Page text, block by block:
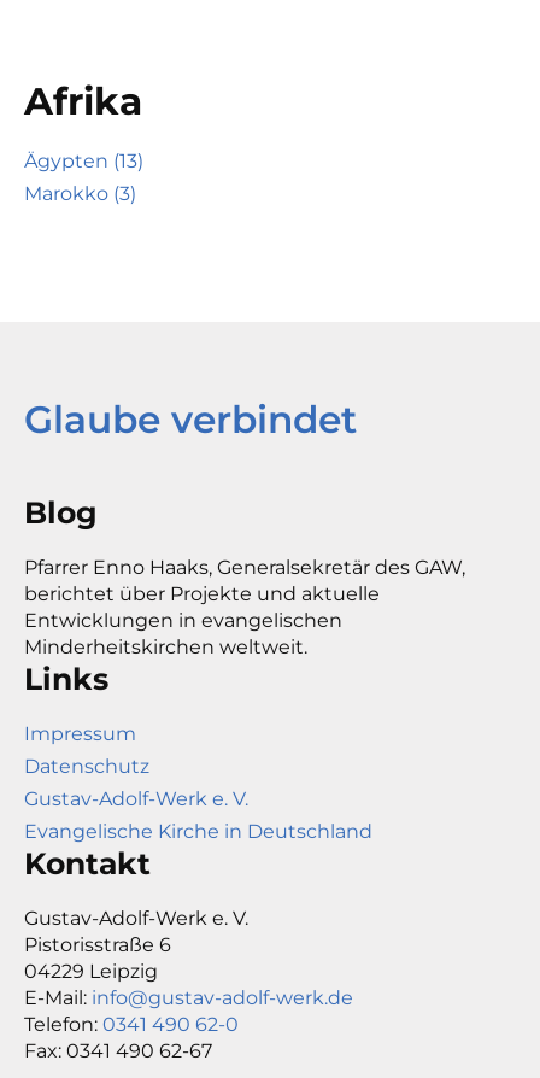
Afrika
Ägypten (13)
Marokko (3)
Glaube verbindet
Blog
Pfarrer Enno Haaks, Generalsekretär des GAW,
berichtet über Projekte und aktuelle
Entwicklungen in evangelischen
Minderheitskirchen weltweit.
Links
Impressum
Datenschutz
Gustav-Adolf-Werk e. V.
Evangelische Kirche in Deutschland
Kontakt
Gustav-Adolf-Werk e. V.
Pistorisstraße 6
04229 Leipzig
E-Mail: info@gustav-adolf-werk.de
Telefon: 0341 490 62-0
Fax: 0341 490 62-67